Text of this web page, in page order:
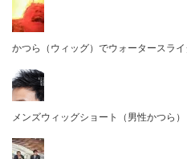
かつら（ウィッグ）でウォータースライ
メンズウィッグショート（男性かつら）